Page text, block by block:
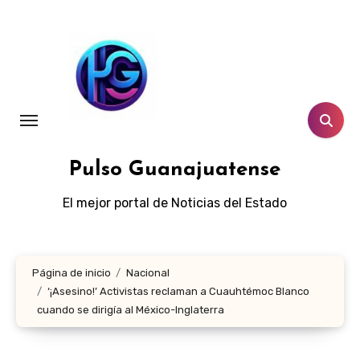
Pulso Guanajuatense
El mejor portal de Noticias del Estado
Página de inicio
Nacional
‘¡Asesino!’ Activistas reclaman a Cuauhtémoc Blanco
cuando se dirigía al México-Inglaterra